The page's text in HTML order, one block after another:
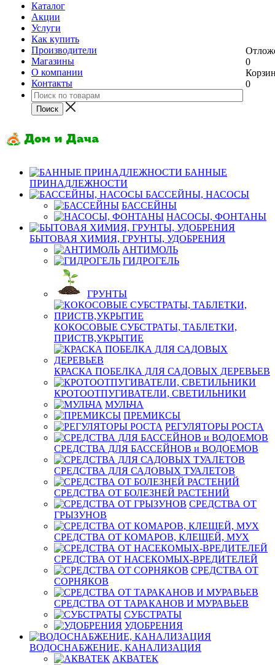
Каталог
Акции
Услуги
Как купить
Производители
Магазины
О компании
Контакты
0
0
БАННЫЕ
ПРИНАДЛЕЖНОСТИ
БАССЕЙНЫ, НАСОСЫ
БАССЕЙНЫ
НАСОСЫ, ФОНТАНЫ
БЫТОВАЯ ХИМИЯ, ГРУНТЫ, УДОБРЕНИЯ
АНТИМОЛЬ
ГИДРОГЕЛЬ
ГРУНТЫ
КОКОСОВЫЕ СУБСТРАТЫ, ТАБЛЕТКИ,
ПРИСТВ,УКРЫТИЕ
КРАСКА ПОБЕЛКА ДЛЯ САДОВЫХ ДЕРЕВЬЕВ
КРОТООТПУГИВАТЕЛИ, СВЕТИЛЬНИКИ
МУЛЬЧА
ПРЕМИКСЫ
РЕГУЛЯТОРЫ РОСТА
СРЕДСТВА ДЛЯ БАССЕЙНОВ и ВОДОЕМОВ
СРЕДСТВА ДЛЯ САДОВЫХ ТУАЛЕТОВ
СРЕДСТВА ОТ БОЛЕЗНЕЙ РАСТЕНИЙ
СРЕДСТВА ОТ
ГРЫЗУНОВ
СРЕДСТВА ОТ КОМАРОВ, КЛЕЩЕЙ, МУХ
СРЕДСТВА ОТ НАСЕКОМЫХ-ВРЕДИТЕЛЕЙ
СРЕДСТВА ОТ
СОРНЯКОВ
СРЕДСТВА ОТ ТАРАКАНОВ И МУРАВЬЕВ
СУБСТРАТЫ
УДОБРЕНИЯ
ВОДОСНАБЖЕНИЕ, КАНАЛИЗАЦИЯ
АКВАТЕК